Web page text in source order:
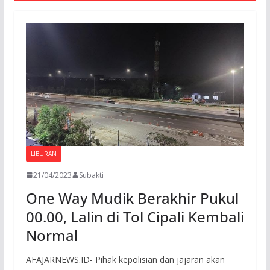
LIBURAN
21/04/2023 Subakti
One Way Mudik Berakhir Pukul
00.00, Lalin di Tol Cipali Kembali
Normal
AFAJARNEWS.ID- Pihak kepolisian dan jajaran akan